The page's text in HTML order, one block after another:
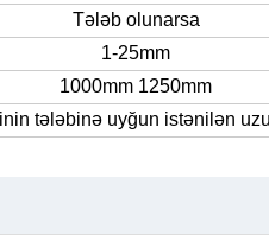
Tələb olunarsa
1-25mm
1000mm 1250mm
tələbinə uyğun istənilən